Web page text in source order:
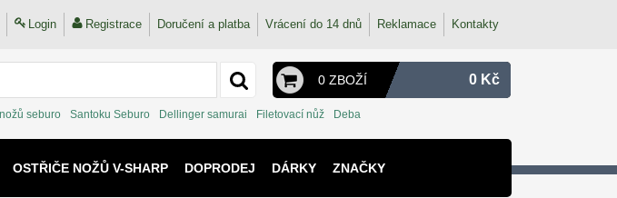
Login Registrace Doručení a platba Vrácení do 14 dnů Reklamace Kontakty
0 ZBOŽÍ 0 Kč
seburo Santoku Seburo Dellinger samurai Filetovací nůž Deba
OSTŘIČE NOŽŮ V-SHARP DOPRODEJ DÁRKY ZNAČKY